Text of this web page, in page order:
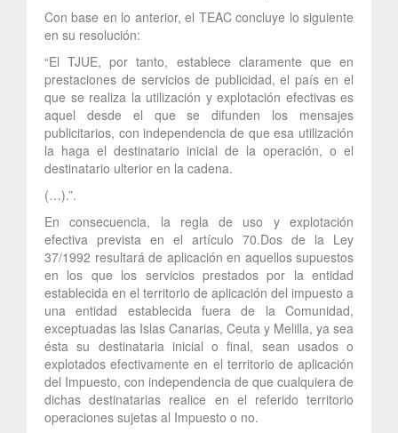
Con base en lo anterior, el TEAC concluye lo siguiente
en su resolución:
“El TJUE, por tanto, establece claramente que en
prestaciones de servicios de publicidad, el país en el
que se realiza la utilización y explotación efectivas es
aquel desde el que se difunden los mensajes
publicitarios, con independencia de que esa utilización
la haga el destinatario inicial de la operación, o el
destinatario ulterior en la cadena.
(…).”.
En consecuencia, la regla de uso y explotación
efectiva prevista en el artículo 70.Dos de la Ley
37/1992 resultará de aplicación en aquellos supuestos
en los que los servicios prestados por la entidad
establecida en el territorio de aplicación del impuesto a
una entidad establecida fuera de la Comunidad,
exceptuadas las Islas Canarias, Ceuta y Melilla, ya sea
ésta su destinataria inicial o final, sean usados o
explotados efectivamente en el territorio de aplicación
del Impuesto, con independencia de que cualquiera de
dichas destinatarias realice en el referido territorio
operaciones sujetas al Impuesto o no.